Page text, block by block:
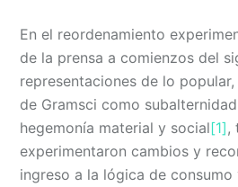
En el reordenamiento
de la prensa a comienzos del
representaciones de lo
de Gramsci como
hegemonía material y social[1] ,
experimentaron cambios y
ingreso a la lógica de consumo